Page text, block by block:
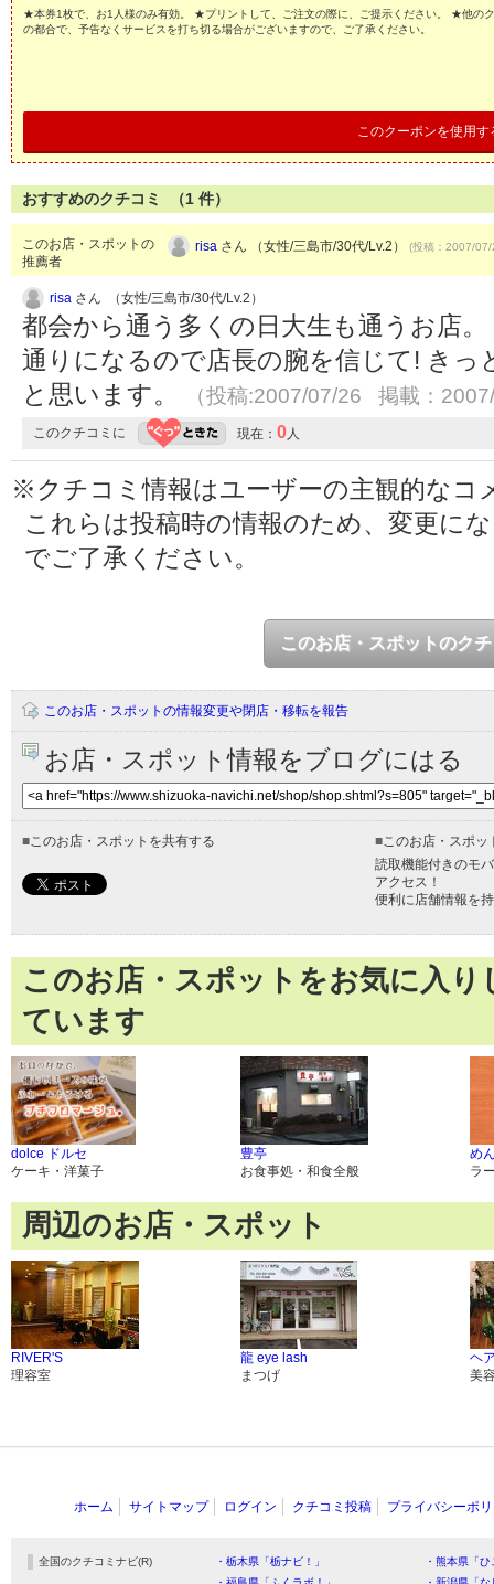
★本券1枚で、お1人様のみ有効。 ★プリントして、ご注文の際に、ご提示ください。 ★他の
の都合で、予告なくサービスを打ち切る場合がございますので、ご了承ください。
このクーポンを使用す
おすすめのクチコミ （1 件）
このお店・スポットの
推薦者
risa さん （女性/三島市/30代/Lv.2） (投稿：2007/
risa さん （女性/三島市/30代/Lv.2）
都会から通う多くの日大生も通うお店
通りになるので店長の腕を信じて! きっ
と思います。
（投稿:2007/07/26 掲載：
このクチコミに 現在： 0人
※クチコミ情報はユーザーの主観的なコ
これらは投稿時の情報のため、変更に
でご了承ください。
このお店・スポットのク
このお店・スポットの情報変更や閉店・移転を報告
お店・スポット情報をブログにはる
■このお店・スポットを共有する ■このお店・スポッ
読取機能付きのモ
アクセス！
便利に店舗情報を
このお店・スポットをお気に入
ています
dolce ドルセ
ケーキ・洋菓子
豊亭
お食事処・和食全般
め
ラ
周辺のお店・スポット
RIVER'S
理容室
龍 eye lash
まつげ
ヘ
美
ホーム サイトマップ ログイン クチコミ投稿 プライバシーポ
全国のクチコミナビ(R) ・栃木県「栃ナビ！」
・熊本県「